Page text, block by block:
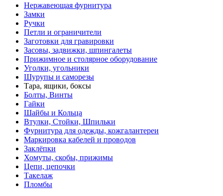
Нержавеющая фурнитура
Замки
Ручки
Петли и ограничители
Заготовки для гравировки
Засовы, задвижки, шпингалеты
Прижимное и столярное оборудование
Уголки, угольники
Шурупы и саморезы
Тара, ящики, боксы
Болты, Винты
Гайки
Шайбы и Кольца
Втулки, Стойки, Шпильки
Фурнитура для одежды, кожгалантереи
Маркировка кабелей и проводов
Заклёпки
Хомуты, скобы, прижимы
Цепи, цепочки
Такелаж
Пломбы